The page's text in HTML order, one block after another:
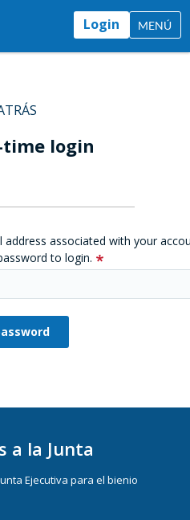
Login MENÚ
time login
address associated with your
to login.
a la Junta
Ejecutiva para el bienio